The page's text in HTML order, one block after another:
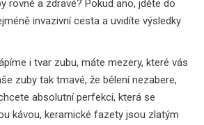
rovné a zdravé? Pokud ano, jděte do
invazivní cesta a uvidíte výsledky
i tvar zubu, máte mezery, které vás
zuby tak tmavé, že bělení nezabere,
absolutní perfekci, která se
kávou, keramické fazety jsou zlatým